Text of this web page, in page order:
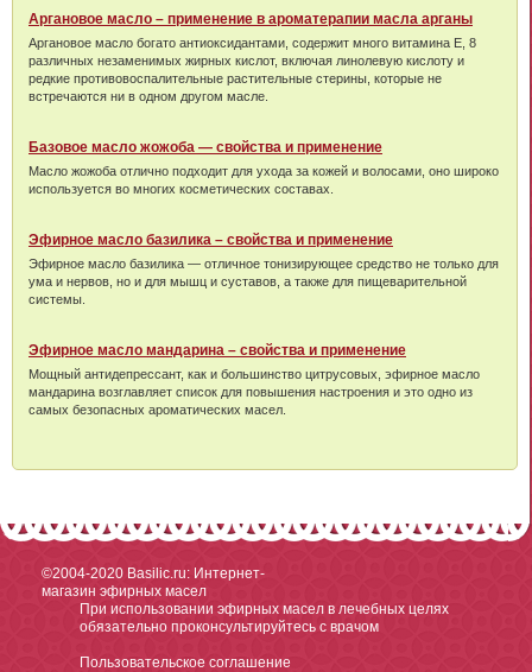
Аргановое масло – применение в ароматерапии масла арганы
Аргановое масло богато антиоксидантами, содержит много витамина Е, 8
различных незаменимых жирных кислот, включая линолевую кислоту и
редкие противовоспалительные растительные стерины, которые не
встречаются ни в одном другом масле.
Базовое масло жожоба — свойства и применение
Масло жожоба отлично подходит для ухода за кожей и волосами, оно широко
используется во многих косметических составах.
Эфирное масло базилика – свойства и применение
Эфирное масло базилика — отличное тонизирующее средство не только для
ума и нервов, но и для мышц и суставов, а также для пищеварительной
системы.
Эфирное масло мандарина – свойства и применение
Мощный антидепрессант, как и большинство цитрусовых, эфирное масло
мандарина возглавляет список для повышения настроения и это одно из
самых безопасных ароматических масел.
©2004-2020 Basilic.ru: Интернет-
магазин эфирных масел
При использовании эфирных масел в лечебных целях
обязательно проконсультируйтесь с врачом
Пользовательское соглашение